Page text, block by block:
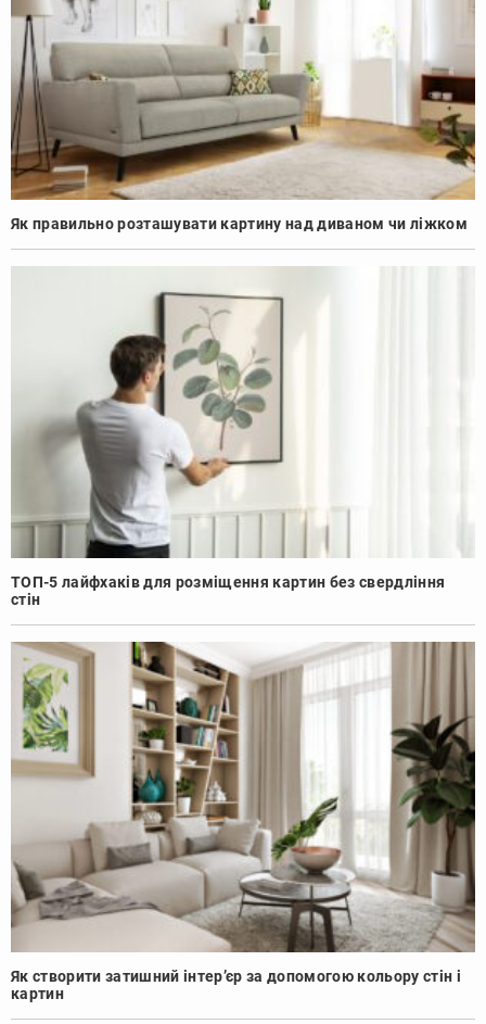
Як правильно розташувати картину над диваном чи ліжком
ТОП-5 лайфхаків для розміщення картин без свердління
стін
Як створити затишний інтер’єр за допомогою кольору стін і
картин